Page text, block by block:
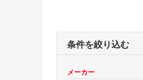
条件を絞り込む
メーカー